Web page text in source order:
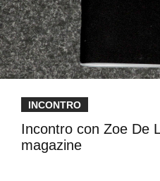
INCONTRO
Incontro con Zoe De
magazine